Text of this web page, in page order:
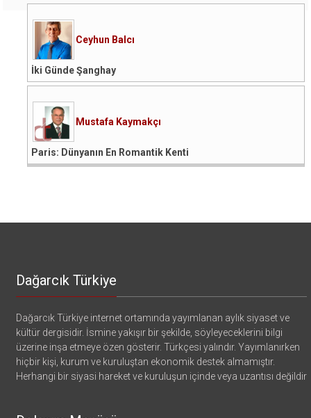
Ceyhun Balcı
İki Günde Şanghay
Mustafa Kaymakçı
Paris: Dünyanın En Romantik Kenti
Dağarcık Türkiye
Dağarcık Türkiye internet ortamında yayımlanan aylık siyaset ve
kültür dergisidir. İsmine yakışır bir şekilde, söyleyeceklerini bilgi
üzerine inşa etmeye özen gösterir. Türkçesi yalındır. Yayımlanırken
hiçbir kişi, kurum ve kuruluştan ekonomik destek almamıştır.
Herhangi bir siyasi hareket ve kuruluşun içinde veya uzantısı değildir